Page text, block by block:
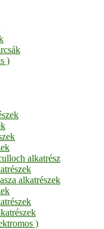
)
alkatrész
alkatrészek
)